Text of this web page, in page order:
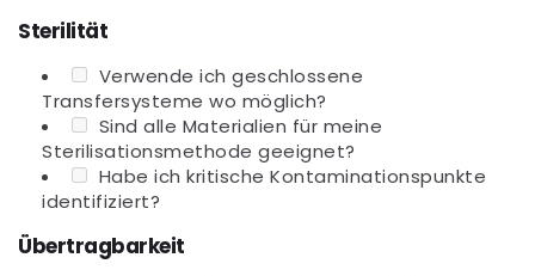
Sterilität
Verwende ich geschlossene
Transfersysteme wo möglich?
Sind alle Materialien für meine
Sterilisationsmethode geeignet?
Habe ich kritische Kontaminationspunkte
identifiziert?
Übertragbarkeit